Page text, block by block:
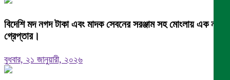
বিদেশি মদ নগদ টাকা এবং মাদক সেবনের সরঞ্জাম সহ মোংলায় এক নারী
গ্রেপ্তার।
বুধবার, ২১ জানুয়ারী, ২০২৬